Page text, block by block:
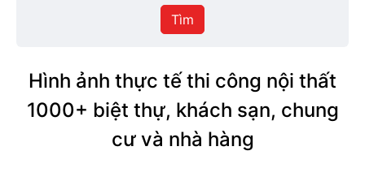
hiện
Tìm
Hình ảnh thực tế thi công nội thất
1000+ biệt thự, khách sạn, chung
cư và nhà hàng